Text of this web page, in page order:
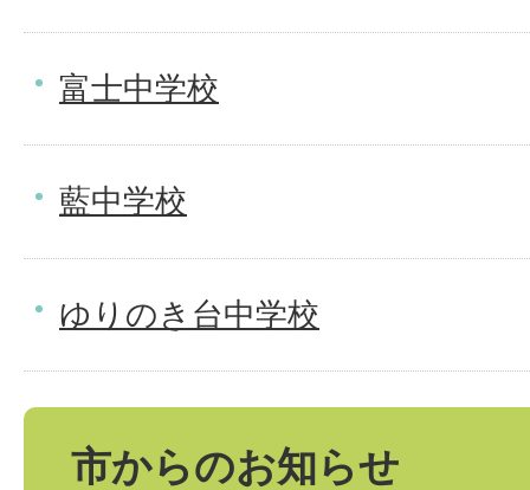
富士中学校
藍中学校
ゆりのき台中学校
市からのお知らせ